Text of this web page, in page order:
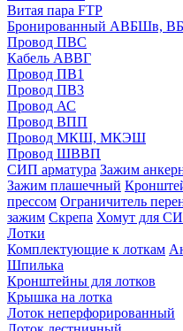
Витая пара FTP
Бронированный АВБШв,
Провод ПВС
Кабель АВВГ
Провод ПВ1
Провод ПВ3
Провод АС
Провод ВПП
Провод МКШ, МКЭШ
Провод ШВВП
СИП арматура Зажим
Зажим плашечный
прессом Ограничитель
зажим Скрепа Хомут для
Лотки
Комплектующие к лоткам
Шпилька
Кронштейны для лотков
Крышка на лотка
Лоток неперфорированный